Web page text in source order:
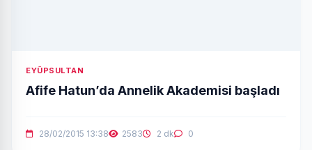
EYÜPSULTAN
Afife Hatun’da Annelik Akademisi başladı
28/02/2015 13:38 2583 2 dk 0